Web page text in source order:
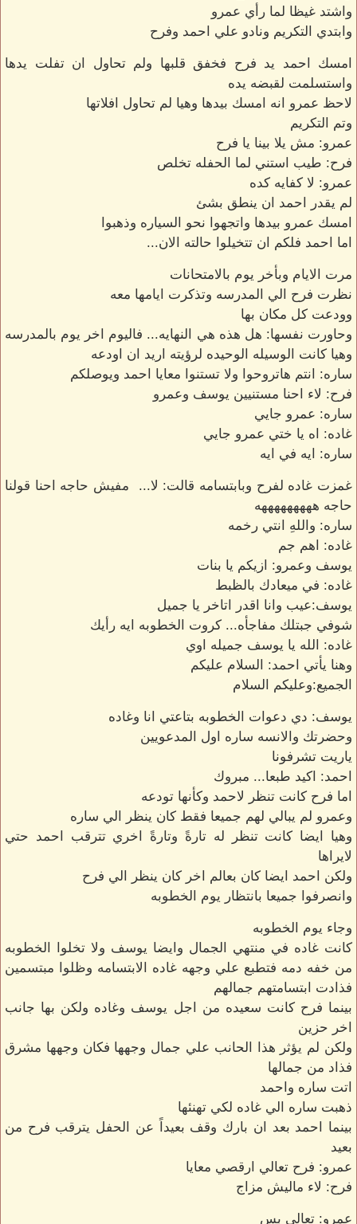
واشتد غيظا لما رأي عمرو
وابتدي التكريم ونادو علي احمد وفرح
امسك احمد يد فرح فخفق قلبها ولم تحاول ان تفلت يدها
واستسلمت لقبضه يده
لاحظ عمرو انه امسك بيدها وهيا لم تحاول افلاتها
وتم التكريم
عمرو: مش يلا بينا يا فرح
فرح: طيب استني لما الحفله تخلص
عمرو: لا كفايه كده
لم يقدر احمد ان ينطق بشئ
امسك عمرو بيدها واتجهوا نحو السياره وذهبوا
اما احمد فلكم ان تتخيلوا حالته الان...
مرت الايام وبأخر يوم بالامتحانات
نظرت فرح الي المدرسه وتذكرت ايامها معه
وودعت كل مكان بها
وحاورت نفسها: هل هذه هي النهايه... فاليوم اخر يوم بالمدرسه
وهيا كانت الوسيله الوحيده لرؤيته اريد ان اودعه
ساره: انتم هاتروحوا ولا تستنوا معايا احمد ويوصلكم
فرح: لاء احنا مستنيين يوسف وعمرو
ساره: عمرو جايي
غاده: اه يا ختي عمرو جايي
ساره: ايه في ايه
غمزت غاده لفرح وبابتسامه قالت: لا... مفيش حاجه احنا قولنا
حاجه هههههههههه
ساره: واللهِ انتي رخمه
غاده: اهم جم
يوسف وعمرو: ازيكم يا بنات
غاده: في ميعادك بالظبط
يوسف:عيب وانا اقدر اتاخر يا جميل
شوفي جبتلك مفاجأه... كروت الخطوبه ايه رأيك
غاده: الله يا يوسف جميله اوي
وهنا يأتي احمد: السلام عليكم
الجميع:وعليكم السلام
يوسف: دي دعوات الخطوبه بتاعتي انا وغاده
وحضرتك والانسه ساره اول المدعويين
ياريت تشرفونا
احمد: اكيد طبعا... مبروك
اما فرح كانت تنظر لاحمد وكأنها تودعه
وعمرو لم يبالي لهم جميعا فقط كان ينظر الي ساره
وهيا ايضا كانت تنظر له تارةً وتارةً اخري تترقب احمد حتي
لايراها
ولكن احمد ايضا كان بعالم اخر كان ينظر الي فرح
وانصرفوا جميعا بانتظار يوم الخطوبه
وجاء يوم الخطوبه
كانت غاده في منتهي الجمال وايضا يوسف ولا تخلوا الخطوبه
من خفه دمه فتطبع علي وجهه غاده الابتسامه وظلوا مبتسمين
فذادت ابتسامتهم جمالهم
بينما فرح كانت سعيده من اجل يوسف وغاده ولكن بها جانب
اخر حزين
ولكن لم يؤثر هذا الحانب علي جمال وجهها فكان وجهها مشرق
فذاد من جمالها
اتت ساره واحمد
ذهبت ساره الي غاده لكي تهنئها
بينما احمد بعد ان بارك وقف بعيداً عن الحفل يترقب فرح من
بعيد
عمرو: فرح تعالي ارقصي معايا
فرح: لاء ماليش مزاج
عمرو: تعالي بس